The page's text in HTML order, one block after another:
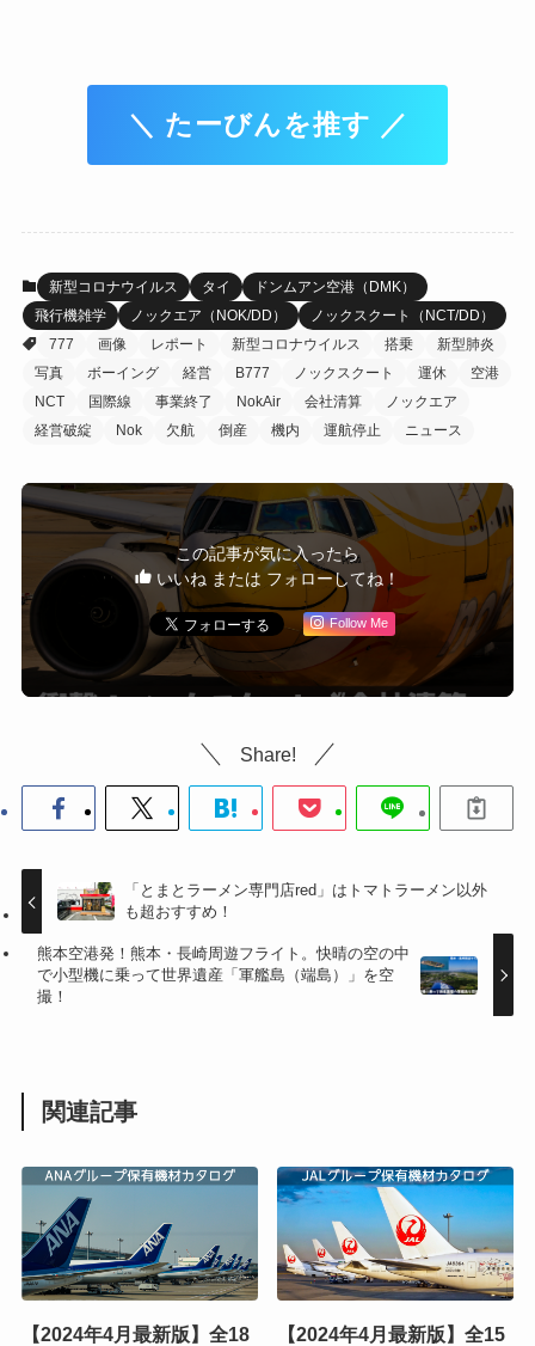
＼ たーびんを推す ／
新型コロナウイルス タイ
ドンムアン空港（DMK）
飛行機雑学
ノックエア（NOK/DD）
ノックスクート（NCT/DD）
777
画像 レポート 新型コロナウイルス 搭乗
新型肺炎
写真
ボーイング 経営 B777 ノックスクート 運休
空港
NCT
国際線 事業終了 NokAir 会社清算
ノックエア
経営破綻
Nok 欠航 倒産 機内 運航停止 ニュース
この記事が気に入ったら
いいね または フォローしてね！
Follow Me
Share!
「とまとラーメン専門店red」はトマトラーメン以外
も超おすすめ！
熊本空港発！熊本・長崎周遊フライト。快晴の空の中
で小型機に乗って世界遺産「軍艦島（端島）」を空
撮！
関連記事
【2024年4月最新版】全18
【2024年4月最新版】全15